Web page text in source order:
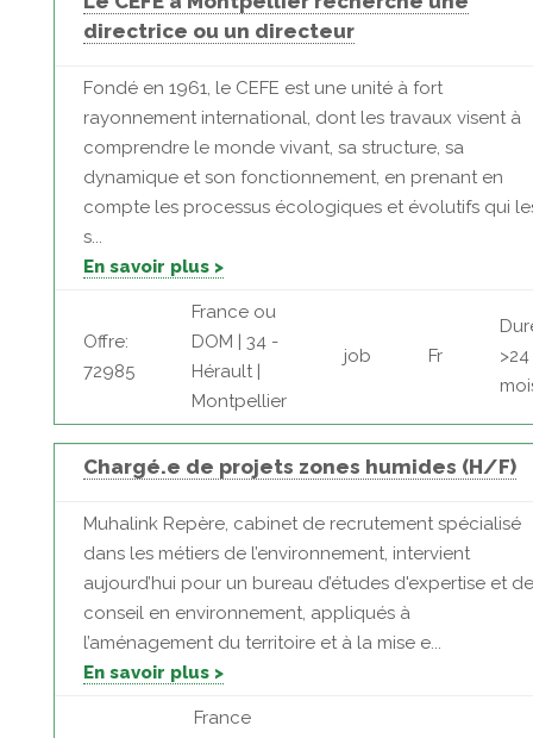
directrice ou un directeur
Fondé en 1961, le CEFE est une unité à fort
rayonnement international, dont les travaux visent à
comprendre le monde vivant, sa structure, sa
dynamique et son fonctionnement, en prenant en
compte les processus écologiques et évolutifs qui
s...
En savoir plus >
Offre:
72985
France ou
DOM | 34 -
Hérault |
Montpellier
job Fr
>24
Chargé.e de projets zones humides (H/F)
Muhalink Repère, cabinet de recrutement spécialisé
dans les métiers de l’environnement, intervient
aujourd’hui pour un bureau d’études d'expertise et de
conseil en environnement, appliqués à
l’aménagement du territoire et à la mise e...
En savoir plus >
France